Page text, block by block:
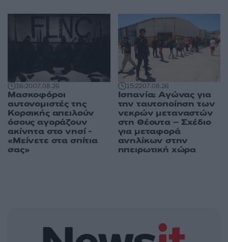
16:2007.08.26
Μασκοφόροι
αυτονομιστές της
Κορσικής απειλούν
όσους αγοράζουν
ακίνητα στο νησί -
«Μείνετε στα σπίτια
σας»
15:2207.08.26
Ισπανία: Αγώνας για
την ταυτοποίηση των
νεκρών μεταναστών
στη Θέουτα – Σχέδιο
για μεταφορά
ανηλίκων στην
ηπειρωτική χώρα